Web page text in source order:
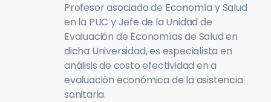
Profesor asociado de Economía y Salud
en la PUC y Jefe de la Unidad de
Evaluación de Economías de Salud en
dicha Universidad, es especialista en
análisis de costo efectividad en a
evaluación económica de la asistencia
sanitaria.